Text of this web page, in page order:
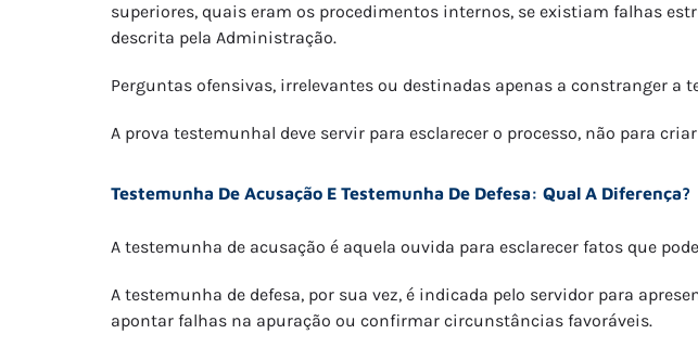
superiores, quais eram os procedimentos internos, se existiam falhas
descrita pela Administração.
Perguntas ofensivas, irrelevantes ou destinadas apenas a constranger a
A prova testemunhal deve servir para esclarecer o processo, não para
Testemunha De Acusação E Testemunha De Defesa: Qual A Diferença?
A testemunha de acusação é aquela ouvida para esclarecer fatos que
A testemunha de defesa, por sua vez, é indicada pelo servidor para
apontar falhas na apuração ou confirmar circunstâncias favoráveis.